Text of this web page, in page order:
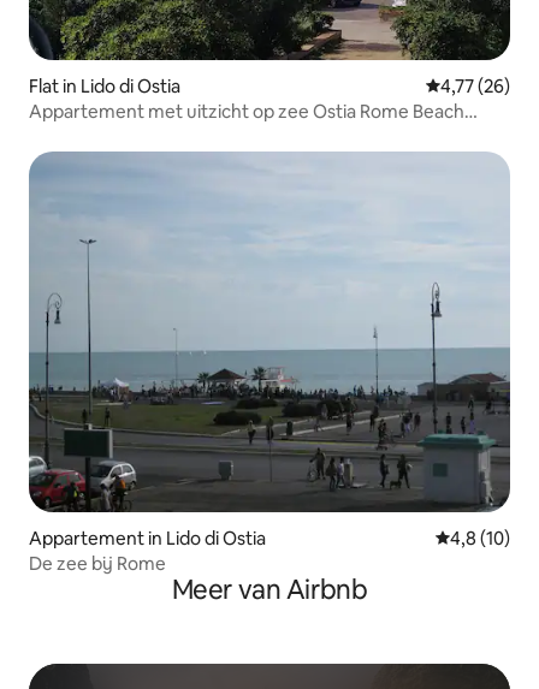
Flat in Lido di Ostia Gemiddelde
4,77 (26)
Appartement met uitzicht op zee Ostia Rome Beach
Appartement in Lido di Ostia
4,8 (10)
De zee bij Rome
Meer van Airbnb